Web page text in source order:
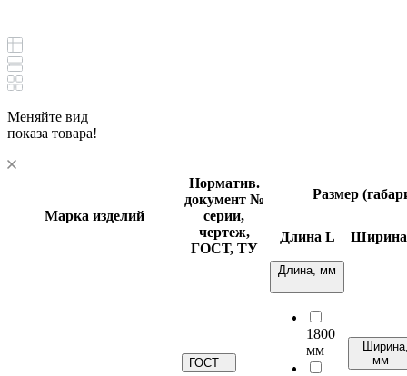
Меняйте вид
показа товара!
Марка изделий
Норматив.
документ №
серии,
чертеж,
ГОСТ, ТУ
Размер
Длина L
ГОСТ
Длина, мм
1800
мм
мм